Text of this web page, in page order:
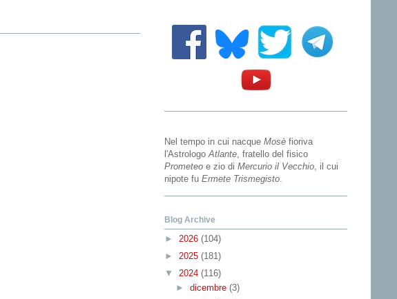
Nel tempo in cui nacque Mosè fioriva
l'Astrologo Atlante , fratello del fisico
Prometeo e zio di Mercurio il Vecchio , il cui
nipote fu Ermete Trismegisto
Blog Archive
► 2026 (104)
► 2025 (181)
▼ 2024 (116)
► dicembre (3)